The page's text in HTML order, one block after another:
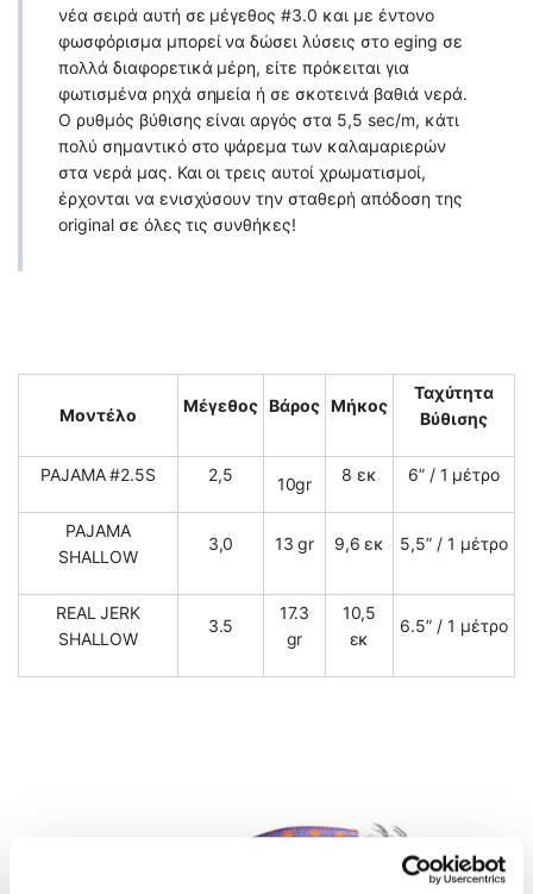
νέα σειρά αυτή σε μέγεθος #3.0 και με έντονο
φωσφόρισμα μπορεί να δώσει λύσεις στο eging σε
πολλά διαφορετικά μέρη, είτε πρόκειται για
φωτισμένα ρηχά σημεία ή σε σκοτεινά βαθιά νερά.
Ο ρυθμός βύθισης είναι αργός στα 5,5 sec/m, κάτι
πολύ σημαντικό στο ψάρεμα των καλαμαριερών
στα νερά μας. Και οι τρεις αυτοί χρωματισμοί,
έρχονται να ενισχύσουν την σταθερή απόδοση της
original σε όλες τις συνθήκες!
Μοντέλο Μέγεθος Βάρος Μήκος
Ταχύτητα
Βύθισης
PAJAMA #2.5S 2,5 10gr 8 εκ 6” / 1 μέτρο
PAJAMA
SHALLOW
3,0 13 gr 9,6 εκ 5,5” / 1 μέτρο
REAL JERK
SHALLOW
3.5
17.3
gr
10,5
εκ
6.5” / 1 μέτρο